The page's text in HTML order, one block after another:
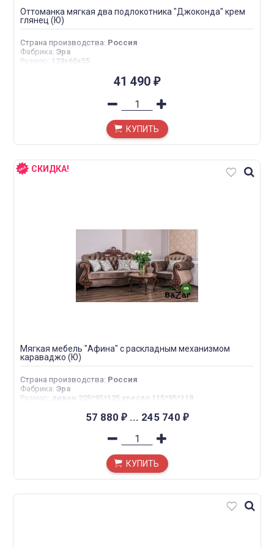
Оттоманка мягкая два подлокотника "Джоконда" крем
глянец (Ю)
Страна производства: Россия
Фабрика: Эра
Размер : 123х65х55
41 490 ₽
КУПИТЬ
СКИДКА!
Мягкая мебель "Афина" с раскладным механизмом
караваджо (Ю)
Страна производства: Россия
Фабрика: Эра
Размер : диван 225*95*125 кресло 115*95*118
57 880 ₽... 245 740 ₽
КУПИТЬ